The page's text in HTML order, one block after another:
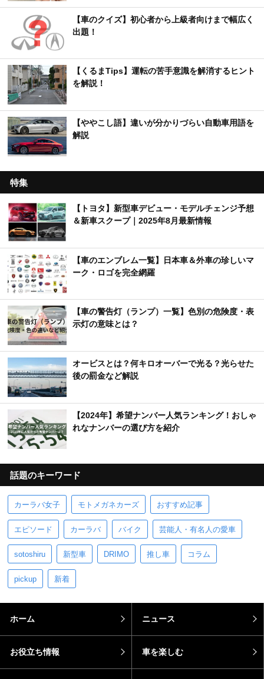
【車のクイズ】初心者から上級者向けまで幅広く
出題！
【くるまTips】運転の苦手意識を解消するヒント
を解説！
【ややこし語】違いが分かりづらい自動車用語を
解説
特集
【トヨタ】新型車デビュー・モデルチェンジ予想
＆新車スクープ｜2025年8月最新情報
【車のエンブレム一覧】日本車＆外車の珍しいマ
ーク・ロゴを完全網羅
【車の警告灯（ランプ）一覧】色別の危険度・表
示灯の意味とは？
オービスとは？何キロオーバーで光る？光らせた
後の罰金など解説
【2024年】希望ナンバー人気ランキング！おしゃ
れなナンバーの選び方を紹介
話題のキーワード
カーラバ女子 モトメガネカーズ おすすめ記事
エピソード カーラバ バイク 芸能人・有名人の愛車
sotoshiru 新型車 DRIMO 推し車 コラム
pickup 新着
ホーム ニュース
お役立ち情報 車を楽しむ